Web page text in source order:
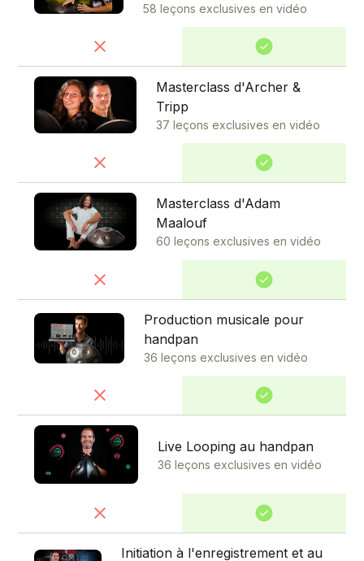
58 leçons exclusives en vidéo
Masterclass d'Archer &
Tripp
37 leçons exclusives en vidéo
Masterclass d'Adam
Maalouf
60 leçons exclusives en vidéo
Production musicale pour
handpan
36 leçons exclusives en vidéo
Live Looping au handpan
36 leçons exclusives en vidéo
Initiation à l'enregistrement et au